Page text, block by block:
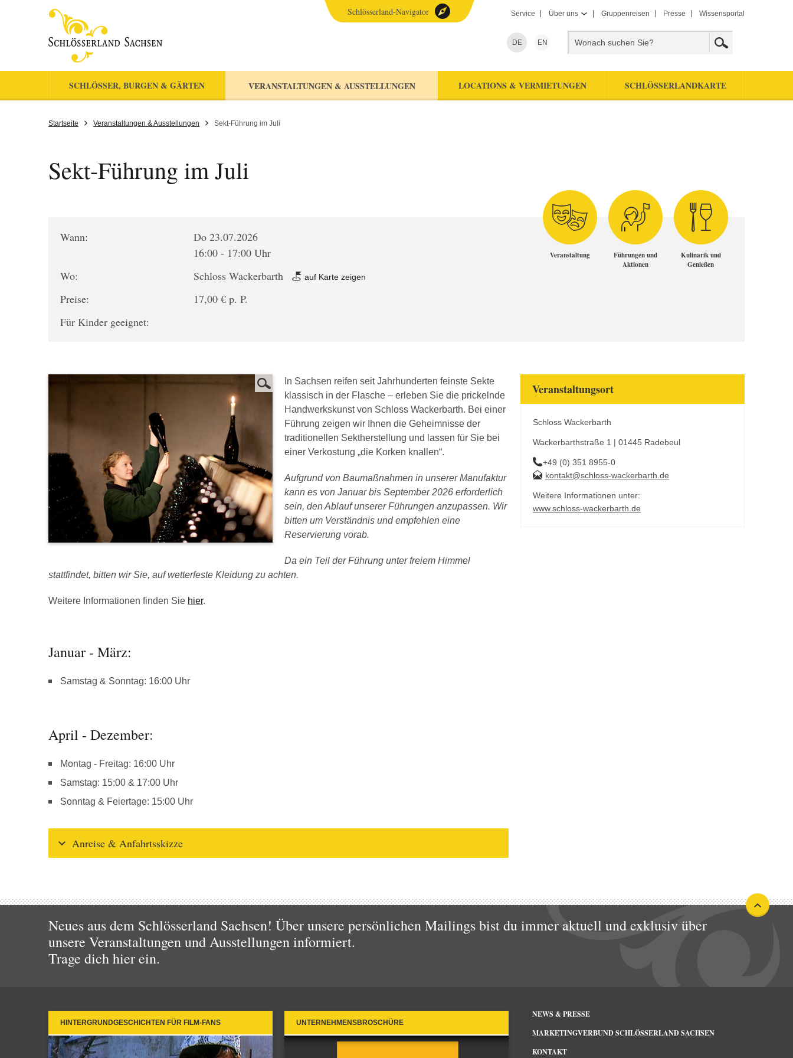
Service Über uns Gruppenreisen Presse Wissensportal
DE EN
SCHLÖSSER, BURGEN & GÄRTEN VERANSTALTUNGEN & AUSSTELLUNGEN LOCATIONS & VERMIETUNGEN SCHLÖSSERLANDKARTE
Schlösserland-Navigator
Startseite Veranstaltungen & Ausstellungen Sekt-Führung im Juli
Sekt-Führung im Juli
Wann:
Do 23.07.2026
16:00 - 17:00 Uhr
Wo:
Schloss Wackerbarth auf Karte zeigen
Preise:
17,00 € p. P.
Für Kinder geeignet:
Veranstaltung
Führungen und
Aktionen
Kulinarik und
Genießen
In Sachsen reifen seit Jahrhunderten feinste Sekte
klassisch in der Flasche – erleben Sie die prickelnde
Handwerkskunst von Schloss Wackerbarth. Bei einer
Führung zeigen wir Ihnen die Geheimnisse der
traditionellen Sektherstellung und lassen für Sie bei
einer Verkostung „die Korken knallen“.
Aufgrund von Baumaßnahmen in unserer Manufaktur
kann es von Januar bis September 2026 erforderlich
sein, den Ablauf unserer Führungen anzupassen. Wir
bitten um Verständnis und empfehlen eine
Reservierung vorab.
Da ein Teil der Führung unter freiem Himmel
stattfindet, bitten wir Sie, auf wetterfeste Kleidung zu achten.
Weitere Informationen finden Sie hier.
Januar - März:
Samstag & Sonntag: 16:00 Uhr
April - Dezember:
Montag - Freitag: 16:00 Uhr
Samstag: 15:00 & 17:00 Uhr
Sonntag & Feiertage: 15:00 Uhr
Anreise & Anfahrtsskizze
Veranstaltungsort
Schloss Wackerbarth
Wackerbarthstraße 1 | 01445 Radebeul
+49 (0) 351 8955-0
kontakt@schloss-wackerbarth.de
Weitere Informationen unter:
www.schloss-wackerbarth.de
Neues aus dem Schlösserland Sachsen! Über unsere persönlichen Mailings bist du immer aktuell und exklusiv über
unsere Veranstaltungen und Ausstellungen informiert.
Trage dich hier ein.
HINTERGRUNDGESCHICHTEN FÜR FILM-FANS UNTERNEHMENSBROSCHÜRE
NEWS & PRESSE
MARKETINGVERBUND SCHLÖSSERLAND SACHSEN
KONTAKT